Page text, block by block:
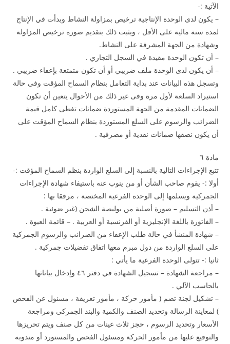
الآتية :-
– يكون لدى الوحدة الإنتاجية ترخيص بمزاولة النشاط وبدأت في الإنتاج
لمدة سنة مالية على الأقل ، ويثبت ذلك بتقديم صورة ترخيص المزاولة
وشهادة من الجهة المشرفة على النشاط.
– أن تكون الوحدة مقيدة في السجل التجاري .
– أن يكون لدى الوحدة ملف ضريبي أو أن تكون متمتعة بإعفاء ضريبي .
وتسجل هذه البيانات عند بداية التعامل بنظام السماح المؤقت وفى حالة
استيراد السلعة لأول مرة وفى غير ذلك من الأحوال يتعين أن تكون
الضمانات المقدمة من الجهة المستوردة ضمانات تغطى كامل قيمة
الضرائب والرسوم على السلع المستوردة بنظام السماح المؤقت على
أن يكون نصفها ضمانات نقدية أو مصرفية .
مادة ٦
تتبع الإجراءات التالية بالنسبة إلى السلع الواردة بنظم السماح المؤقت :-
أولا :- يقوم صاحب الشأن أو من ينوب عنه باستيفاء شهادة الإجراءات
الجمركية ويسلمها إلى الوحدة الفرعية المختصة ، مرفقا بها :
– أذن التسليم – صورة أصلية من بوليصة الشحن (غير ضوئية .
– الفاتورة باللغة الإنجليزية أو الفرنسية أو العربية . – قائمة العبوة .
– شهادة المنشأ في حالة طلب الإعفاء من الضرائب والرسوم الجمركية
على السلع الواردة من دول مبرم معها اتفاق تفضيلات جمركية .
ثانيا :- تتولى الوحدة الفرعية ما يأتي :
– مراجعة الشهادة – تسجيل الشهادة في دفتر ٤٦ وإدخال بياناتها
بالحاسب الآلي .
– تشكيل لجنة تضم ( مأمور حركة ، مأمور تعريفة ، مسئول عن الفحص
) لمعاينة الرسالة وتحديد الصنف والكمية والبند الجمركى ومراجعة
الأسعار وتحديد الرسوم ، حجز ثلاث عينات من كل صنف ويتم تحريزها
والتوقيع عليها من مأمور الحركة ومسئول الفحص والمستورد أو مندوبه